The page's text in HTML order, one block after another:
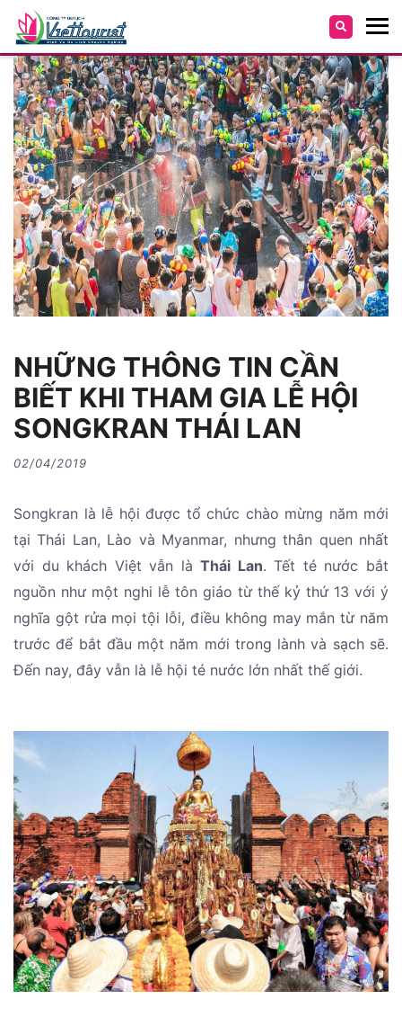
NHỮNG THÔNG TIN CẦN
BIẾT KHI THAM GIA LỄ HỘI
SONGKRAN THÁI LAN
02/04/2019
Songkran là lễ hội được tổ chức chào mừng năm mới
tại Thái Lan, Lào và Myanmar, nhưng thân quen nhất
với du khách Việt vẫn làThái Lan. Tết té nước bắt
nguồn như một nghi lễ tôn giáo từ thế kỷ thứ 13 với ý
nghĩa gột rửa mọi tội lỗi, điều không may mắn từ năm
trước để bắt đầu một năm mới trong lành và sạch sẽ.
Đến nay, đây vẫn là lễ hội té nước lớn nhất thế giới.